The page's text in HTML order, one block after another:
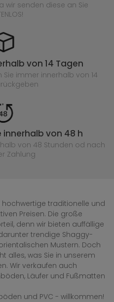
wir senden diese an Sie
von 14 Tagen
Sie immer innerhalb von 14
innerhalb von 48 h
von 48 Stunden od nach
Zahlung
hochwertige traditionelle und
Preisen. Die große
denn wir bieten auffällige
trendige Shaggy-
Mustern. Doch
alles, was Sie in unserem
Wir verkaufen auch
Läufer und Fußmatten
und PVC - willkommen!